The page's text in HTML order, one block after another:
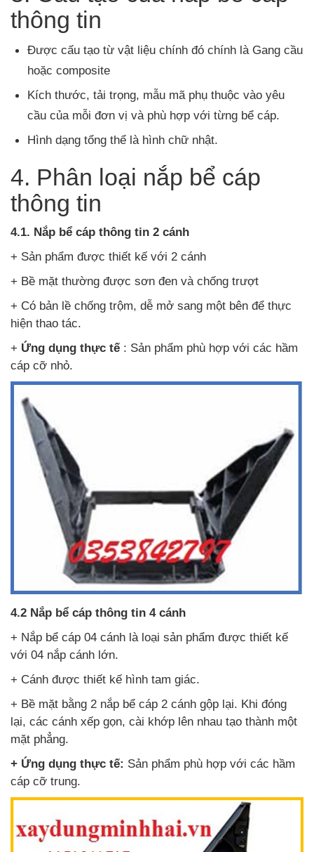
thông tin
Được cấu tạo từ vật liệu chính đó chính là Gang cầu
hoặc composite
Kích thước, tải trọng, mẫu mã phụ thuộc vào yêu
cầu của mỗi đơn vị và phù hợp với từng bể cáp.
Hình dạng tổng thể là hình chữ nhật.
4. Phân loại nắp bể cáp
thông tin
4.1. Nắp bể cáp thông tin 2 cánh
+ Sản phẩm được thiết kế với 2 cánh
+ Bề mặt thường được sơn đen và chống trượt
+ Có bản lề chống trộm, dễ mở sang một bên để thực
hiện thao tác.
+ Ứng dụng thực tế: Sản phẩm phù hợp với các hầm
cáp cỡ nhỏ.
4.2 Nắp bể cáp thông tin 4 cánh
+ Nắp bể cáp 04 cánh là loại sản phẩm được thiết kế
với 04 nắp cánh lớn.
+ Cánh được thiết kế hình tam giác.
+ Bề mặt bằng 2 nắp bể cáp 2 cánh gộp lại. Khi đóng
lại, các cánh xếp gọn, cài khớp lên nhau tạo thành một
mặt phẳng.
+ Ứng dụng thực tế: Sản phẩm phù hợp với các hầm
cáp cỡ trung.